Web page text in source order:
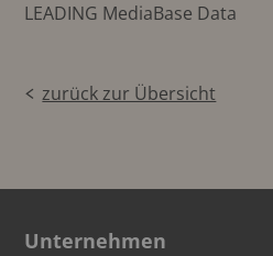
LEADING MediaBase Data
zurück zur Übersicht
Unternehmen